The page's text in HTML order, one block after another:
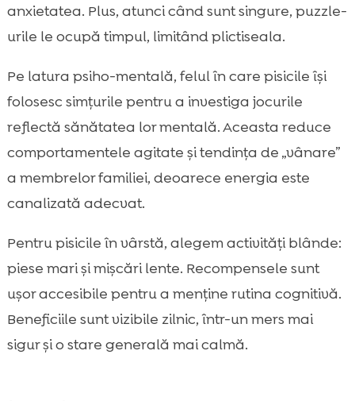
anxietatea. Plus, atunci când sunt singure, puzzle-
urile le ocupă timpul, limitând plictiseala.
Pe latura psiho-mentală, felul în care pisicile își
folosesc simțurile pentru a investiga jocurile
reflectă sănătatea lor mentală. Aceasta reduce
comportamentele agitate și tendința de „vânare”
a membrelor familiei, deoarece energia este
canalizată adecvat.
Pentru pisicile în vârstă, alegem activități blânde:
piese mari și mișcări lente. Recompensele sunt
ușor accesibile pentru a menține rutina cognitivă.
Beneficiile sunt vizibile zilnic, într-un mers mai
sigur și o stare generală mai calmă.